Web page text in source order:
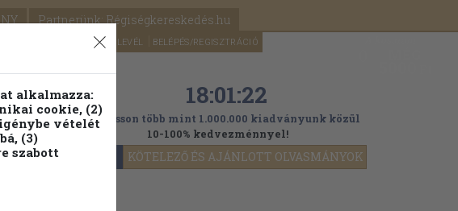
Partnerünk: Régiségkereskedés.hu
SEGÍTSÉG HÍRLEVÉL BELÉPÉS/REGISZTRÁCIÓ
OLVASMÁNYOK KÖTELEZŐ ÉS AJÁNLOTT OLVASMÁNYOK
fa 18:01:20
Válogasson több mint 1.000.000 kiadványunk közül
10-100% kedvezménnyel!
alkalmazza:
cookie, (2)
vételét
(3)
szabott